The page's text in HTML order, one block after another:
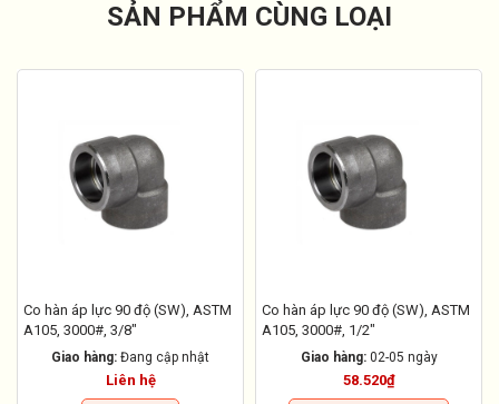
SẢN PHẨM CÙNG LOẠI
Co hàn áp lực 90 độ (SW), ASTM
A105, 3000#, 3/8"
Giao hàng: Đang cập nhật
Liên hệ
Co hàn áp lực 90 độ (SW), ASTM
A105, 3000#, 1/2"
Giao hàng: 02-05 ngày
58.520₫